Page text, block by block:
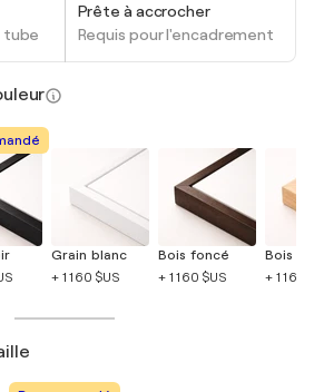
tube
Prête à accrocher
Requis pour l'encadrement
Grain blanc
+ 1 160 $US
Bois foncé
+ 1 160 $US
Bois
+ 1 160